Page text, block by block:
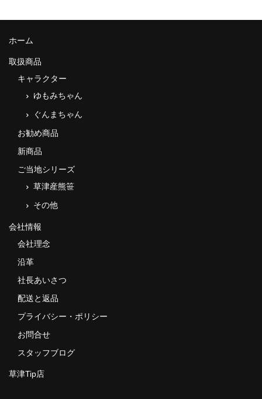
ホーム
取扱商品
キャラクター
ゆもみちゃん
ぐんまちゃん
お勧め商品
新商品
ご当地シリーズ
草津産熊笹
その他
会社情報
会社理念
沿革
社長あいさつ
配送と返品
プライバシー・ポリシー
お問合せ
スタッフブログ
草津Tip店